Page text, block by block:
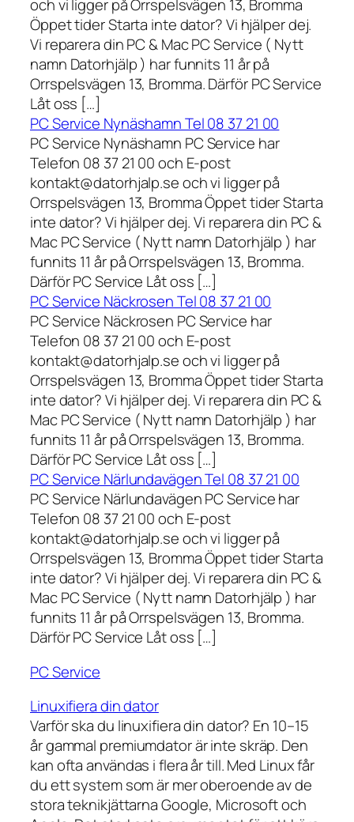
och vi ligger på Orrspelsvägen 13, Bromma
Öppet tider Starta inte dator? Vi hjälper dej.
Vi reparera din PC & Mac PC Service ( Nytt
namn Datorhjälp ) har funnits 11 år på
Orrspelsvägen 13, Bromma. Därför PC Service
Låt oss […]
PC Service Nynäshamn Tel 08 37 21 00
PC Service Nynäshamn PC Service har
Telefon 08 37 21 00 och E-post
kontakt@datorhjalp.se och vi ligger på
Orrspelsvägen 13, Bromma Öppet tider Starta
inte dator? Vi hjälper dej. Vi reparera din PC &
Mac PC Service ( Nytt namn Datorhjälp ) har
funnits 11 år på Orrspelsvägen 13, Bromma.
Därför PC Service Låt oss […]
PC Service Näckrosen Tel 08 37 21 00
PC Service Näckrosen PC Service har
Telefon 08 37 21 00 och E-post
kontakt@datorhjalp.se och vi ligger på
Orrspelsvägen 13, Bromma Öppet tider Starta
inte dator? Vi hjälper dej. Vi reparera din PC &
Mac PC Service ( Nytt namn Datorhjälp ) har
funnits 11 år på Orrspelsvägen 13, Bromma.
Därför PC Service Låt oss […]
PC Service Närlundavägen Tel 08 37 21 00
PC Service Närlundavägen PC Service har
Telefon 08 37 21 00 och E-post
kontakt@datorhjalp.se och vi ligger på
Orrspelsvägen 13, Bromma Öppet tider Starta
inte dator? Vi hjälper dej. Vi reparera din PC &
Mac PC Service ( Nytt namn Datorhjälp ) har
funnits 11 år på Orrspelsvägen 13, Bromma.
Därför PC Service Låt oss […]
PC Service
Linuxifiera din dator
Varför ska du linuxifiera din dator? En 10–15
år gammal premiumdator är inte skräp. Den
kan ofta användas i flera år till. Med Linux får
du ett system som är mer oberoende av de
stora teknikjättarna Google, Microsoft och